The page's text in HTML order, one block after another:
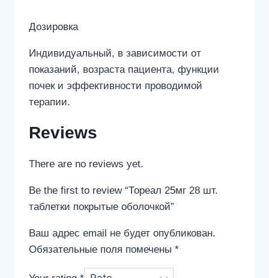
Дозировка
Индивидуальный, в зависимости от
показаний, возраста пациента, функции
почек и эффективности проводимой
терапии.
Reviews
There are no reviews yet.
Be the first to review “Тореал 25мг 28 шт.
таблетки покрытые оболочкой”
Ваш адрес email не будет опубликован.
Обязательные поля помечены *